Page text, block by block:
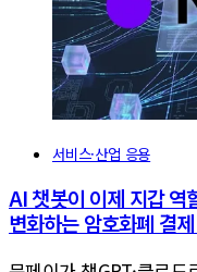
서비스·산업 응용
AI 챗봇이 이제 지갑
변화하는 암호화폐 결